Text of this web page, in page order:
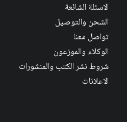
الاسئلة الشائعة
الشحن والتوصيل
تواصل معنا
الوكلاء والموزعون
شروط نشر الكتب والمنشورات
الاعلانات